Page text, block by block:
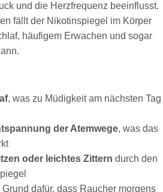
und die Herzfrequenz beeinflusst.
fällt der Nikotinspiegel im Körper
häufigem Erwachen und sogar
, was zu Müdigkeit am nächsten Tag
der Atemwege, was das
oder leichtes Zittern durch den
dafür, dass Raucher morgens